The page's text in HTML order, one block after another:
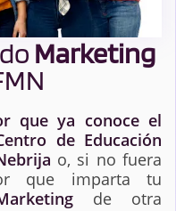
Marketing
que ya conoce el
de Educación
o, si no fuera
que imparta tu
de otra